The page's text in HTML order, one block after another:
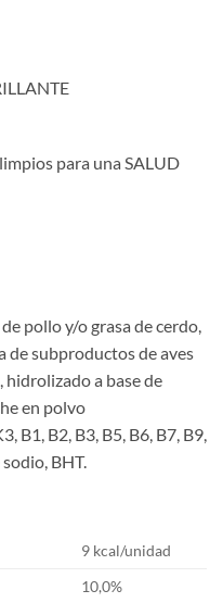
para una SALUD
pollo y/o grasa de cerdo,
de subproductos de aves
hidrolizado a base de
en polvo
B1, B2, B3, B5, B6, B7, B9,
BHT.
9 kcal/unidad
10,0%